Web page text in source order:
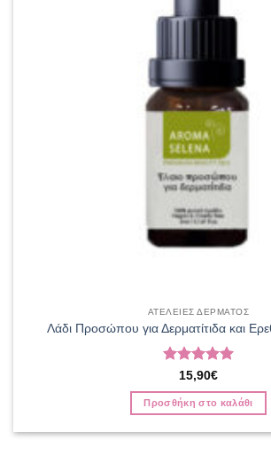
ΑΤΕΛΕΙΕΣ ΔΕΡΜΑΤΟΣ
Λάδι Προσώπου για Δερματίτιδα και
Βαθμολογήθηκε
με5από 5
15,90€
Προσθήκη στο καλάθι